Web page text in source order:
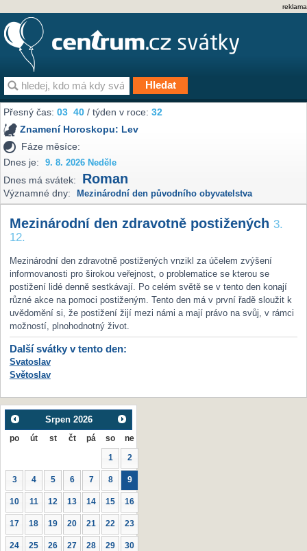
reklama
Přesný čas:03 40 / týden v roce:32
Znamení Horoskopu: Lev
Fáze měsíce:
Dnes je:
9. 8. 2026 Neděle
Dnes má svátek: Roman
Významné dny: Mezinárodní den původního obyvatelstva
Mezinárodní den zdravotně postižených 3.
12.
Mezinárodní den zdravotně postižených vnzikl za účelem zvýšení
informovanosti pro širokou veřejnost, o problematice se kterou se
postižení lidé denně sestkávají. Po celém světě se v tento den konají
různé akce na pomoci postiženým. Tento den má v první řadě sloužit k
uvědomění si, že postižení žijí mezi námi a mají právo na svůj, v rámci
možností, plnohodnotný život.
Další svátky v tento den:
Svatoslav
Světoslav
Srpen 2026
po út st čt pá so ne
1 2
3 4 5 6 7 8 9
10 11 12 13 14 15 16
17 18 19 20 21 22 23
24 25 26 27 28 29 30